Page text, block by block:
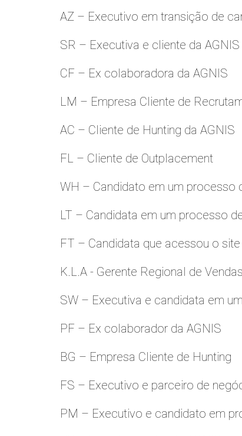
AZ – Executivo em transição de
SR – Executiva e cliente da AGNIS
CF – Ex colaboradora da AGNIS
LM – Empresa Cliente de
AC – Cliente de Hunting da AGNIS
FL – Cliente de Outplacement
WH – Candidato em um processo
LT – Candidata em um processo
FT – Candidata que acessou o
K.L.A - Gerente Regional de Vendas
SW – Executiva e candidata em
PF – Ex colaborador da AGNIS
BG – Empresa Cliente de Hunting
FS – Executivo e parceiro de
PM – Executivo e candidato em